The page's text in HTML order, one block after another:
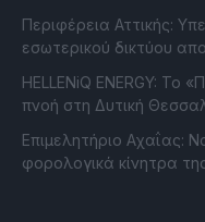
Περιφέρεια Αττικής:
εσωτερικού δικτύου
HELLENiQ ENERGY: Το
πνοή στη Δυτική
Επιμελητήριο Αχαΐας:
φορολογικά κίνητρα